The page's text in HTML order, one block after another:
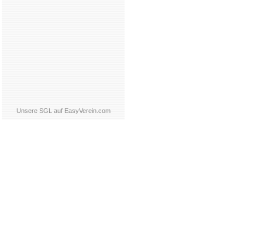
Unsere SGL auf EasyVerein.com